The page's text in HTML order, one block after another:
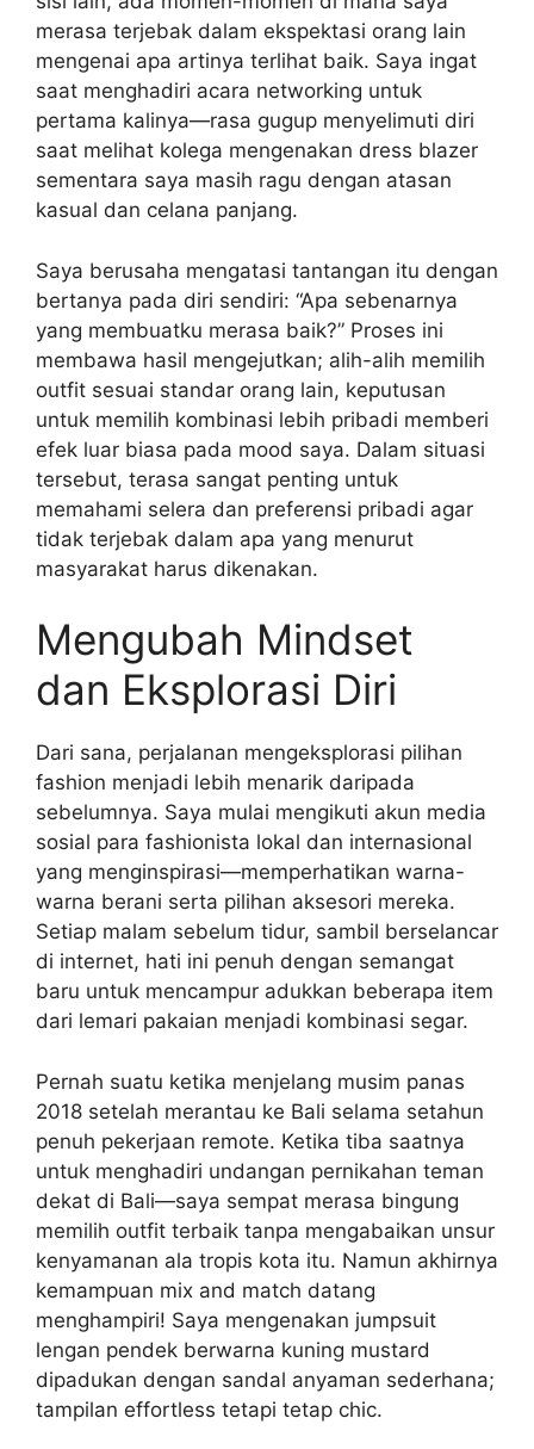
merasa terjebak dalam ekspektasi orang lain
mengenai apa artinya terlihat baik. Saya ingat
saat menghadiri acara networking untuk
pertama kalinya—rasa gugup menyelimuti diri
saat melihat kolega mengenakan dress blazer
sementara saya masih ragu dengan atasan
kasual dan celana panjang.
Saya berusaha mengatasi tantangan itu dengan
bertanya pada diri sendiri: “Apa sebenarnya
yang membuatku merasa baik?” Proses ini
membawa hasil mengejutkan; alih-alih memilih
outfit sesuai standar orang lain, keputusan
untuk memilih kombinasi lebih pribadi memberi
efek luar biasa pada mood saya. Dalam situasi
tersebut, terasa sangat penting untuk
memahami selera dan preferensi pribadi agar
tidak terjebak dalam apa yang menurut
masyarakat harus dikenakan.
Mengubah Mindset
dan Eksplorasi Diri
Dari sana, perjalanan mengeksplorasi pilihan
fashion menjadi lebih menarik daripada
sebelumnya. Saya mulai mengikuti akun media
sosial para fashionista lokal dan internasional
yang menginspirasi—memperhatikan warna-
warna berani serta pilihan aksesori mereka.
Setiap malam sebelum tidur, sambil berselancar
di internet, hati ini penuh dengan semangat
baru untuk mencampur adukkan beberapa item
dari lemari pakaian menjadi kombinasi segar.
Pernah suatu ketika menjelang musim panas
2018 setelah merantau ke Bali selama setahun
penuh pekerjaan remote. Ketika tiba saatnya
untuk menghadiri undangan pernikahan teman
dekat di Bali—saya sempat merasa bingung
memilih outfit terbaik tanpa mengabaikan unsur
kenyamanan ala tropis kota itu. Namun akhirnya
kemampuan mix and match datang
menghampiri! Saya mengenakan jumpsuit
lengan pendek berwarna kuning mustard
dipadukan dengan sandal anyaman sederhana;
tampilan effortless tetapi tetap chic.